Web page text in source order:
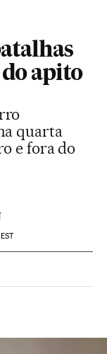
apito
quarta
e fora do